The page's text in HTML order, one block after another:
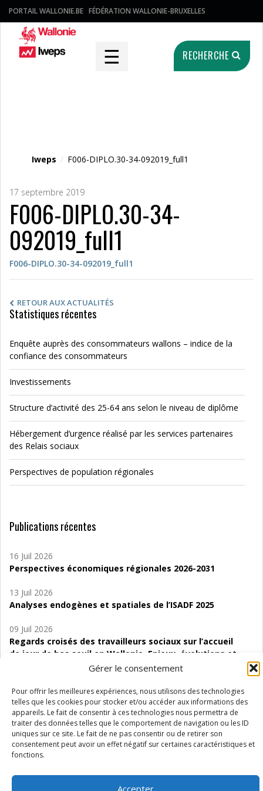
Gérer le consentement
Pour offrir les meilleures expériences, nous utilisons des technologies
telles que les cookies pour stocker et/ou accéder aux informations des
appareils. Le fait de consentir à ces technologies nous permettra de
traiter des données telles que le comportement de navigation ou les ID
uniques sur ce site. Le fait de ne pas consentir ou de retirer son
consentement peut avoir un effet négatif sur certaines caractéristiques et
fonctions.
Accepter
PORTAIL WALLONIE.BE FÉDÉRATION WALLONIE-BRUXELLES
☰ RECHERCHE
Iweps / F006-DIPLO.30-34-092019_full1
17 septembre 2019
F006-DIPLO.30-34-
092019_full1
F006-DIPLO.30-34-092019_full1
RETOUR AUX ACTUALITÉS
Statistiques récentes
Enquête auprès des consommateurs wallons – indice de la
confiance des consommateurs
Investissements
Structure d’activité des 25-64 ans selon le niveau de diplôme
Hébergement d’urgence réalisé par les services partenaires
des Relais sociaux
Perspectives de population régionales
Publications récentes
16 Juil 2026
Perspectives économiques régionales 2026-2031
13 Juil 2026
Analyses endogènes et spatiales de l’ISADF 2025
09 Juil 2026
Regards croisés des travailleurs sociaux sur l’accueil
de jour de bas seuil en Wallonie. Enjeux, évolutions et
06 Juil 2026
Étude d’évaluabilité des Structures
d’accompagnement à l’autocréation d’emploi (SAACE)
01 Juil 2026
Pénurie du personnel infirmier :quels indicateurs
Wallonie ?